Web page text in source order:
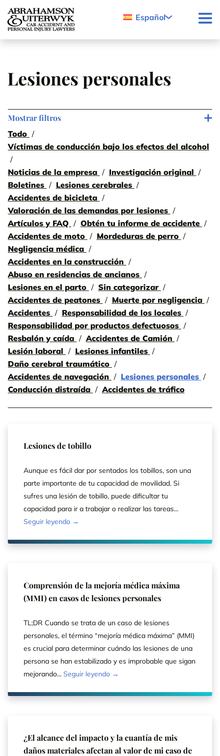
Skip to content
Español
Lesiones personales
Mostrar filtros
Todo
Víctimas de conducción bajo los efectos del alcohol
Noticias de la empresa
Investigación original
Boletines
Lesiones cerebrales
Accidentes de bicicleta
Valoración de las demandas por lesiones
Artículos y FAQ
Obtén tu informe de accidente
Accidentes de moto
Mordeduras de perro
Negligencia médica
Accidentes en la construcción
Abuso en residencias de ancianos
Lesiones en el parto
Sin categorizar
Accidentes de peatones
Muerte por negligencia
Accidentes
Responsabilidad de los locales
Responsabilidad por productos defectuosos
Resbalón y caída
Accidentes de Camión
Lesión laboral
Lesiones infantiles
Daño cerebral traumático
Accidentes de navegación
Lesiones personales
Conducción distraída
Accidentes de tráfico
Lesiones de tobillo
Aunque es fácil dar por sentados los tobillos, son una
parte importante de tu capacidad de movilidad. Si
sufres una lesión de tobillo, puede dificultar tu
capacidad para ir a trabajar o realizar las tareas...
Seguir leyendo →
Comprensión de la mejoría médica máxima
(MMI) en casos de lesiones personales
TL;DR Cuando se trata de un caso de lesiones
personales, el término “mejoría médica máxima” (MMI)
es crucial para determinar cuándo las lesiones de una
persona se han estabilizado y es improbable que sigan
mejorando... Seguir leyendo →
¿El alcance del impacto y la cuantía de mis
daños materiales afectan al valor de mi caso de